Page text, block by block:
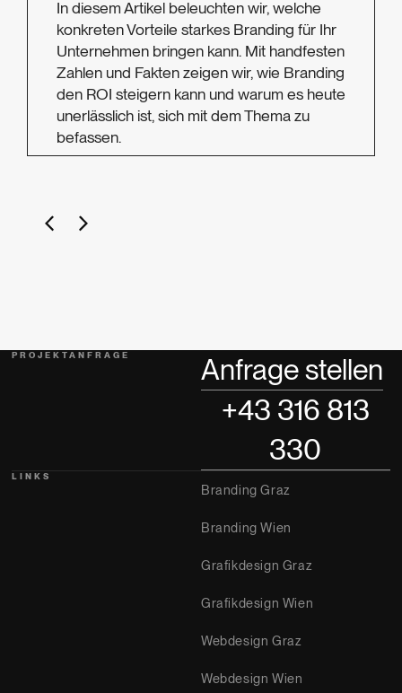
In diesem Artikel beleuchten wir, welche
konkreten Vorteile starkes Branding für Ihr
Unternehmen bringen kann. Mit handfesten
Zahlen und Fakten zeigen wir, wie Branding
den ROI steigern kann und warum es heute
unerlässlich ist, sich mit dem Thema zu
befassen.
PROJEKTANFRAGE
Anfrage stellen
+43 316 813
330
LINKS
Branding Graz
Branding Wien
Grafikdesign Graz
Grafikdesign Wien
Webdesign Graz
Webdesign Wien